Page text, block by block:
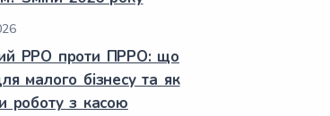
РРО проти ПРРО: що
малого бізнесу та як
роботу з касою